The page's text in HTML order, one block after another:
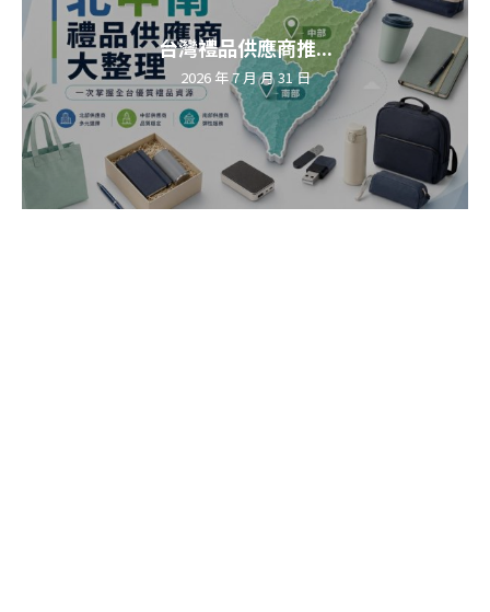
台灣禮品供應商推...
2026 年 7 月 月 31 日